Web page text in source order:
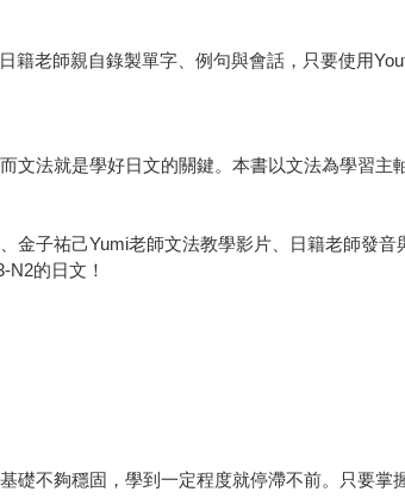
老師親自錄製單字、例句與會話，只要使用
法就是學好日文的關鍵。本書以文法為學習主
子祐己Yumi老師文法教學影片、日籍老師發
N2的日文！
不夠穩固，學到一定程度就停滯不前。只要掌